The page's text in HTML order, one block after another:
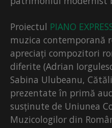
Proiectul PIANO
muzica contemporană
apreciați compozitori
diferite (Adrian
Sabina Ulubeanu,
prezentate în primă
susținute de Uniunea
Muzicologilor din